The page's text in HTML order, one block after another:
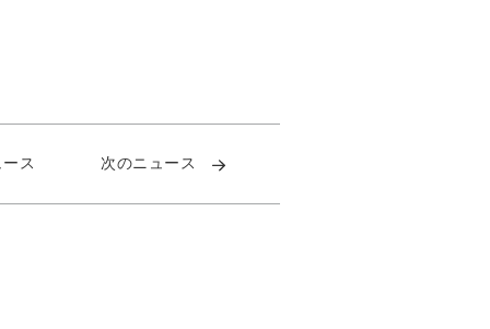
ス 次のニュース